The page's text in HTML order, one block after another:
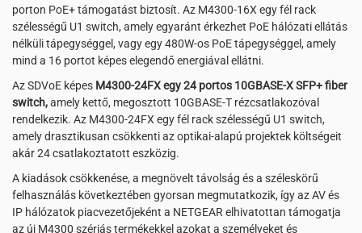
porton PoE+ támogatást biztosít. Az M4300-16X egy fél rack
szélességű U1 switch, amely egyaránt érkezhet PoE hálózati ellátás
nélküli tápegységgel, vagy egy 480W-os PoE tápegységgel, amely
mind a 16 portot képes elegendő energiával ellátni.
Az SDVoE képes M4300-24FX egy 24 portos 10GBASE-X SFP+ fiber
switch,amely kettő, megosztott 10GBASE-T rézcsatlakozóval
rendelkezik. Az M4300-24FX egy fél rack szélességű U1 switch,
amely drasztikusan csökkenti az optikai-alapú projektek költségeit
akár 24 csatlakoztatott eszközig.
A kiadások csökkenése, a megnövelt távolság és a széleskörű
felhasználás következtében gyorsan megmutatkozik, így az AV és
IP hálózatok piacvezetőjeként a NETGEAR elhivatottan támogatja
az új M4300 szériás termékekkel azokat a személyeket és